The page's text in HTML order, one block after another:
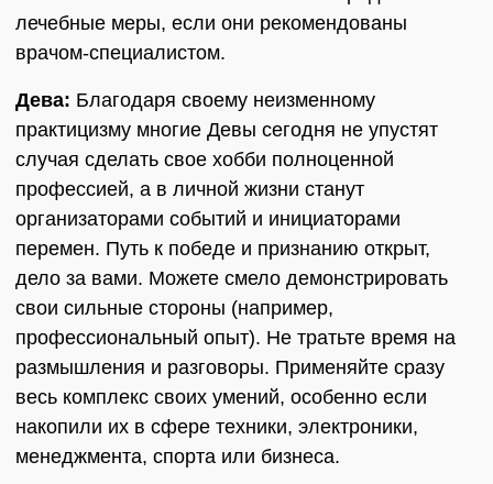
лечебные меры, если они рекомендованы
врачом-специалистом.
Дева: Благодаря своему неизменному
практицизму многие Девы сегодня не упустят
случая сделать свое хобби полноценной
профессией, а в личной жизни станут
организаторами событий и инициаторами
перемен. Путь к победе и признанию открыт,
дело за вами. Можете смело демонстрировать
свои сильные стороны (например,
профессиональный опыт). Не тратьте время на
размышления и разговоры. Применяйте сразу
весь комплекс своих умений, особенно если
накопили их в сфере техники, электроники,
менеджмента, спорта или бизнеса.